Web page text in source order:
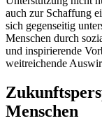
auch zur Schaffung
sich gegenseitig
Menschen durch
und inspirierende
weitreichende
Menschen